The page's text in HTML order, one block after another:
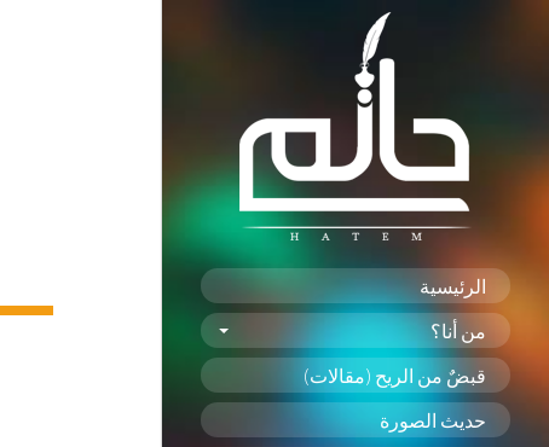
الرئيسية
من أنا؟
قبضٌ من الريح (مقالات)
حديث الصورة